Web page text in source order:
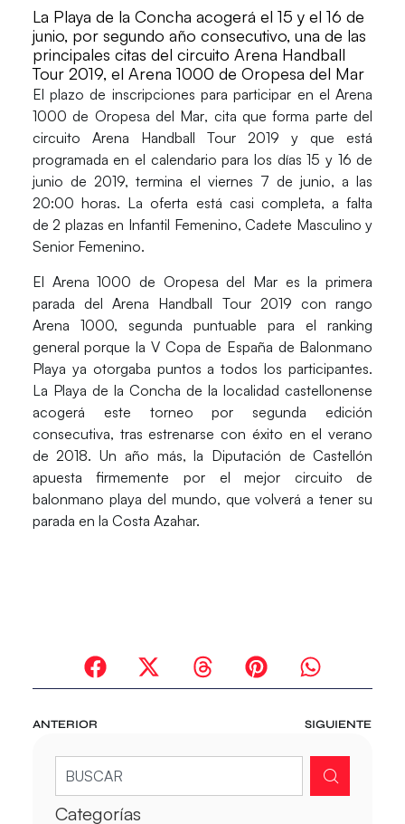
La Playa de la Concha acogerá el 15 y el 16 de
junio, por segundo año consecutivo, una de las
principales citas del circuito Arena Handball
Tour 2019, el Arena 1000 de Oropesa del Mar
El plazo de inscripcionespara participar en elArena
1000 de Oropesa del Mar, cita que forma parte del
circuito Arena Handball Tour 2019 y que está
programada en el calendario para los días15 y 16 de
junio de 2019, termina el viernes 7 de junio, a las
20:00 horas. La oferta está casi completa, a falta
de 2 plazas en Infantil Femenino, Cadete Masculino y
Senior Femenino.
El Arena 1000 de Oropesa del Mar es la primera
parada del Arena Handball Tour 2019 con rango
Arena 1000, segunda puntuable para el ranking
general porque la V Copa de España de Balonmano
Playa ya otorgaba puntos a todos los participantes.
La Playa de la Concha de la localidad castellonense
acogerá este torneo por segunda edición
consecutiva, tras estrenarse con éxito en el verano
de 2018. Un año más, la Diputación de Castellón
apuesta firmemente por el mejor circuito de
balonmano playa del mundo, que volverá a tener su
parada en la Costa Azahar.
ANTERIOR SIGUIENTE
Categorías